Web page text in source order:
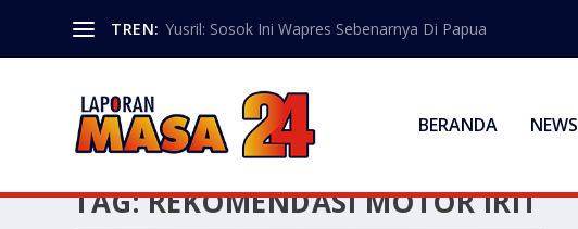
TREN: Yusril: Sosok Ini Wapres Sebenarnya Di Papua
BERANDA NEWS
TAG:REKOMENDASI MOTOR IRIT